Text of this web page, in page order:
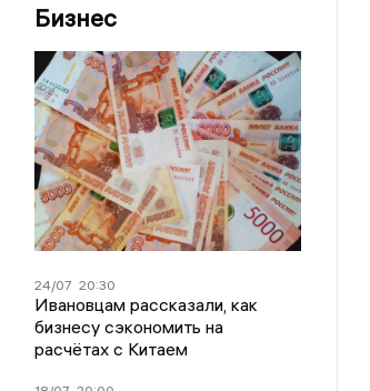
Бизнес
24/07 20:30
Ивановцам рассказали, как
бизнесу сэкономить на
расчётах с Китаем